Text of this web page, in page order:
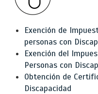
Exención de
personas con
Exención del
Personas con
Obtención de
Discapacidad